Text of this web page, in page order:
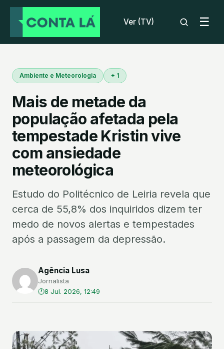
Ver (TV) ☰
Ambiente e Meteorologia + 1
Mais de metade da
população afetada pela
tempestade Kristin vive
com ansiedade
meteorológica
Estudo do Politécnico de Leiria revela que
cerca de 55,8% dos inquiridos dizem ter
medo de novos alertas e tempestades
após a passagem da depressão.
Agência Lusa
Jornalista
8 Jul. 2026, 12:49